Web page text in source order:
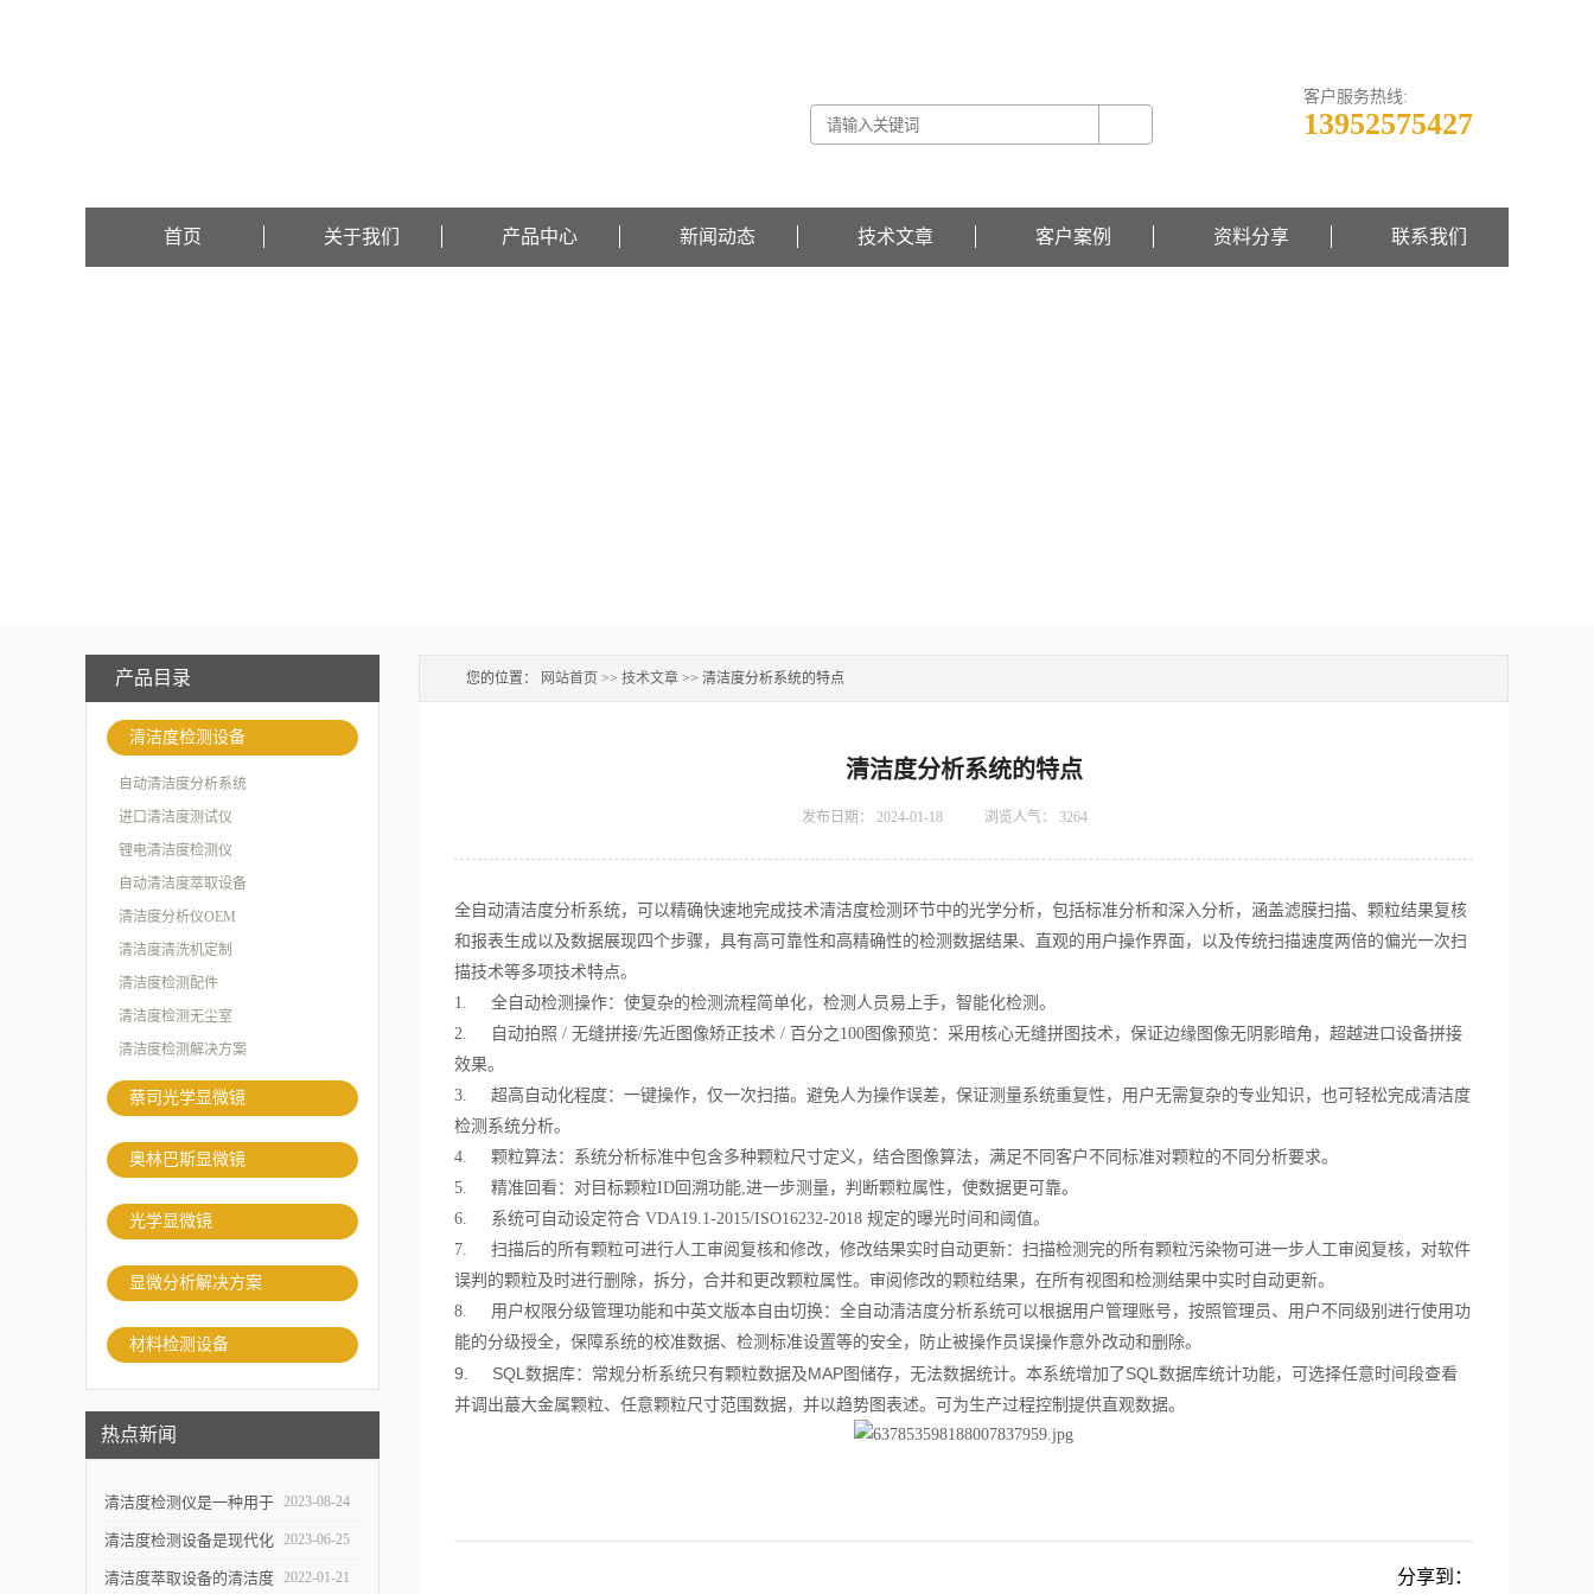
客户服务热线:
13952575427
首页 关于我们 产品中心 新闻动态 技术文章 客户案例 资料分享 联系我们
产品目录
清洁度检测设备
自动清洁度分析系统
进口清洁度测试仪
锂电清洁度检测仪
自动清洁度萃取设备
清洁度分析仪OEM
清洁度清洗机定制
清洁度检测配件
清洁度检测无尘室
清洁度检测解决方案
蔡司光学显微镜
奥林巴斯显微镜
光学显微镜
显微分析解决方案
材料检测设备
热点新闻
清洁度检测仪是一种用于
评估物体表面清洁程度的
重要工具
2023-08-24
清洁度检测设备是现代化
生产中*一环
2023-06-25
清洁度萃取设备的清洁度 2022-01-21
您的位置： 网站首页 >> 技术文章 >> 清洁度分析系统的特点
清洁度分析系统的特点
发布日期： 2024-01-18 浏览人气： 3264
全自动清洁度分析系统，可以精确快速地完成技术清洁度检测环节中的光学分析，包括标准分析和深入分析，涵盖滤膜扫描、颗粒结果复核
和报表生成以及数据展现四个步骤，具有高可靠性和高精确性的检测数据结果、直观的用户操作界面，以及传统扫描速度两倍的偏光一次扫
描技术等多项技术特点。
1. 全自动检测操作：使复杂的检测流程简单化，检测人员易上手，智能化检测。
2.
自动拍照 / 无缝拼接/先近图像矫正技术 / 百分之100图像预览：采用核心无缝拼图技术，保证边缘图像无阴影暗角，超越进口设备拼接
效果。
3. 超高自动化程度：一键操作，仅一次扫描。避免人为操作误差，保证测量系统重复性，用户无需复杂的专业知识，也可轻松完成清洁度
检测系统分析。
4. 颗粒算法：系统分析标准中包含多种颗粒尺寸定义，结合图像算法，满足不同客户不同标准对颗粒的不同分析要求。
5. 精准回看：对目标颗粒ID 回溯功能,进一步测量，判断颗粒属性，使数据更可靠。
6. 系统可自动设定符合 VDA19.1-2015/ISO16232-2018 规定的曝光时间和阈值。
7. 扫描后的所有颗粒可进行人工审阅复核和修改，修改结果实时自动更新：扫描检测完的所有颗粒污染物可进一步人工审阅复核，对软件
误判的颗粒及时进行删除，拆分，合并和更改颗粒属性。审阅修改的颗粒结果，在所有视图和检测结果中实时自动更新。
8. 用户权限分级管理功能和中英文版本自由切换：全自动清洁度分析系统可以根据用户管理账号，按照管理员、用户不同级别进行使用功
能的分级授全，保障系统的校准数据、检测标准设置等的安全，防止被操作员误操作意外改动和删除。
9. SQL数据库：常规分析系统只有颗粒数据及MAP图储存，无法数据统计。本系统增加了SQL数据库统计功能，可选择任意时间段查看
并调出蕞大金属颗粒、任意颗粒尺寸范围数据，并以趋势图表述。可为生产过程控制提供直观数据。
分享到：